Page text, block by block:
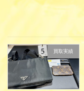
買取実績